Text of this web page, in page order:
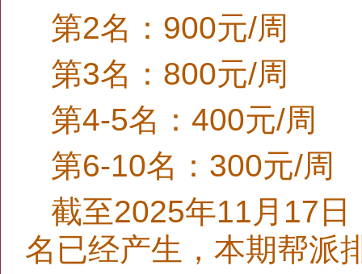
第2名：900元/周
第3名：800元/周
第4-5名：400元/周
第6-10名：300元/周
截至2025年11月17
名已经产生，本期帮派